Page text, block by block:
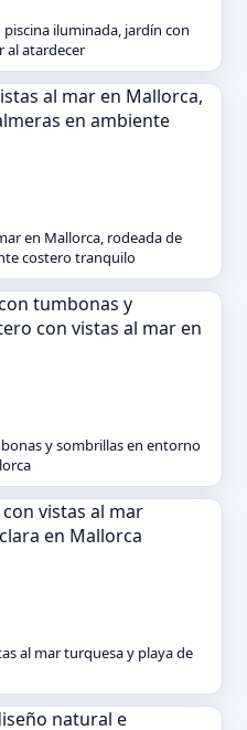
iluminada, jardín con
al atardecer
en Mallorca, rodeada de
costero tranquilo
y sombrillas en entorno
al mar turquesa y playa de